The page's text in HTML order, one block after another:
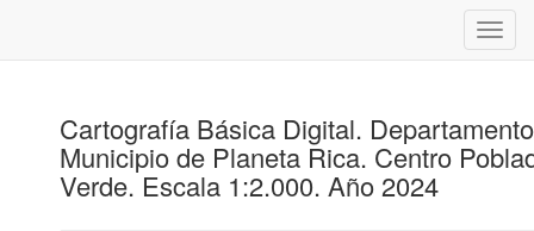
Cartografía Básica Digital.
Municipio de Planeta Rica. Centro
Verde. Escala 1:2.000. Año 2024